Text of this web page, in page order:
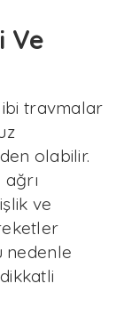
Ve
travmalar
olabilir.
ve
nedenle